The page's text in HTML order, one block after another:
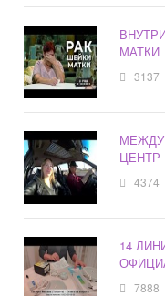
МАТКИ
3137
4374
14
7888